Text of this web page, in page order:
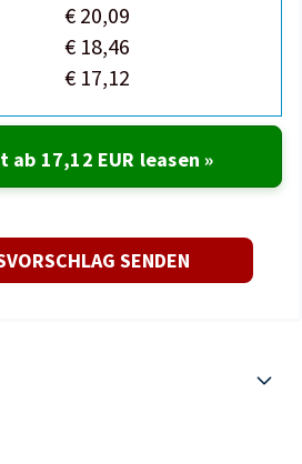
€ 20,09
€ 18,46
€ 17,12
ab 17,12 EUR leasen »
SENDEN